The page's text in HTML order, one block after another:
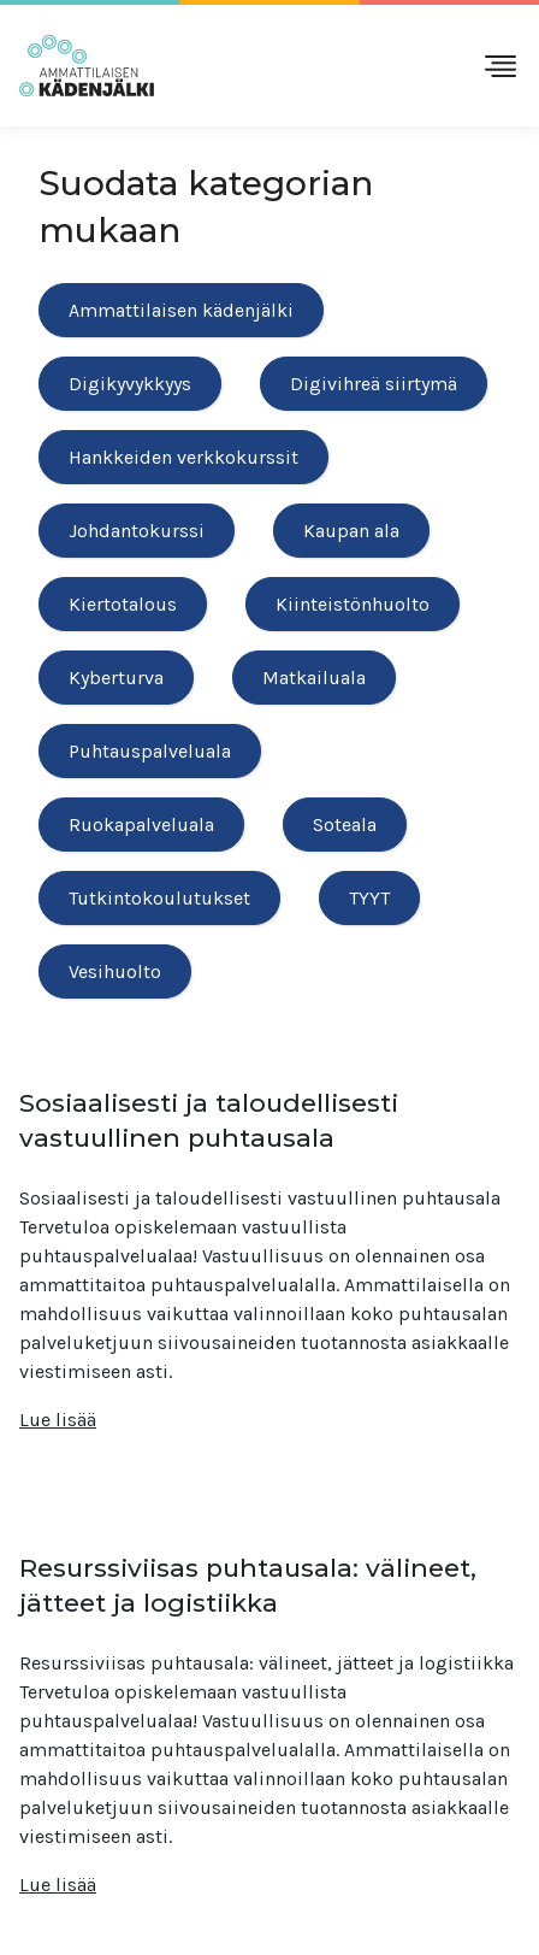
Suodata kategorian
mukaan
Ammattilaisen kädenjälki
Digikyvykkyys Digivihreä siirtymä
Hankkeiden verkkokurssit
Johdantokurssi Kaupan ala
Kiertotalous Kiinteistönhuolto
Kyberturva Matkailuala
Puhtauspalveluala
Ruokapalveluala Soteala
Tutkintokoulutukset TYYT
Vesihuolto
Sosiaalisesti ja taloudellisesti
vastuullinen puhtausala
Sosiaalisesti ja taloudellisesti vastuullinen puhtausala
Tervetuloa opiskelemaan vastuullista
puhtauspalvelualaa! Vastuullisuus on olennainen osa
ammattitaitoa puhtauspalvelualalla. Ammattilaisella on
mahdollisuus vaikuttaa valinnoillaan koko puhtausalan
palveluketjuun siivousaineiden tuotannosta asiakkaalle
viestimiseen asti.
Lue lisää
Resurssiviisas puhtausala: välineet,
jätteet ja logistiikka
Resurssiviisas puhtausala: välineet, jätteet ja logistiikka
Tervetuloa opiskelemaan vastuullista
puhtauspalvelualaa! Vastuullisuus on olennainen osa
ammattitaitoa puhtauspalvelualalla. Ammattilaisella on
mahdollisuus vaikuttaa valinnoillaan koko puhtausalan
palveluketjuun siivousaineiden tuotannosta asiakkaalle
viestimiseen asti.
Lue lisää